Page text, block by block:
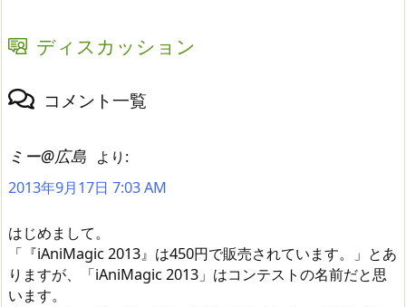
ディスカッション
コメント一覧
ミー@広島 より:
2013年9月17日 7:03 AM
はじめまして。
「『iAniMagic 2013』は450円で販売されています。」とあ
りますが、「iAniMagic 2013」はコンテストの名前だと思
います。